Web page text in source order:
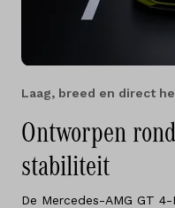
Laag, breed en direct
Ontworpen
stabiliteit
De Mercedes-AMG GT